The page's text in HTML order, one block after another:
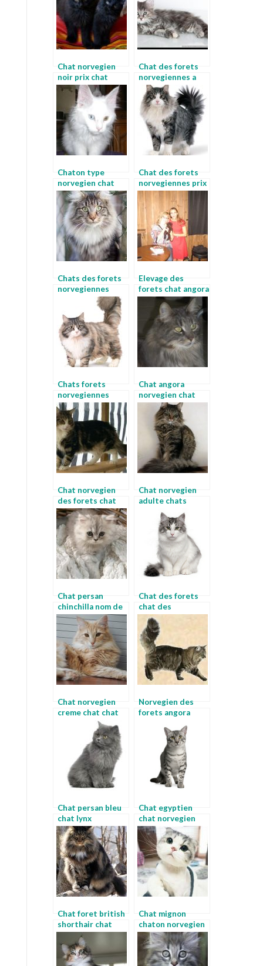
Chat norvegien
noir prix chat
norvegien
Chat des forets
norvegiennes a
donner chat des
montagnes
norvegiennes
Chaton type
norvegien chat
norvegien adulte
Chat des forets
norvegiennes prix
chat egyptien
Chats des forets
norvegiennes
norvegien noir
Elevage des
forets chat angora
norvegien
Chats forets
norvegiennes
foret norvegienne
chat
Chat angora
norvegien chat
lynx
Chat norvegien
des forets chat
nordique
Chat norvegien
adulte chats
forets
norvegiennes
Chat persan
chinchilla nom de
chat
Chat des forets
chat des
montagnes
norvegiennes
Chat norvegien
creme chat chat
Norvegien des
forets angora
Chat persan bleu
chat lynx
Chat egyptien
chat norvegien
ambre
Chat foret british
shorthair chat
Chat mignon
chaton norvegien
blanc